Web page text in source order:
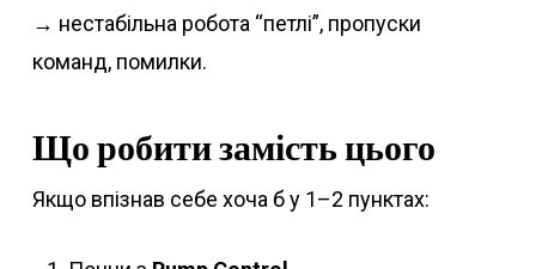
→ нестабільна робота “петлі”, пропуски
команд, помилки.
Що робити замість цього
Якщо впізнав себе хоча б у 1–2 пунктах: